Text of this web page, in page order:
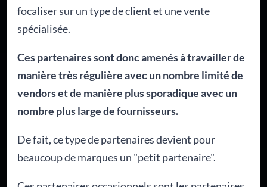
focaliser sur un type de client et une vente
spécialisée.
Ces partenaires sont donc amenés à travailler de
manière très régulière avec un nombre limité de
vendors et de manière plus sporadique avec un
nombre plus large de fournisseurs.
De fait, ce type de partenaires devient pour
beaucoup de marques un "petit partenaire".